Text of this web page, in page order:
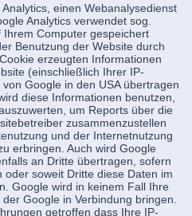
einen Webanalysedienst
Analytics verwendet sog.
Computer gespeichert
Benutzung der Website durch
erzeugten Informationen
(einschließlich Ihrer IP-
Google in den USA übertragen
diese Informationen benutzen,
um Reports über die
zusammenzustellen
und der Internetnutzung
erbringen. Auch wird Google
an Dritte übertragen, sofern
soweit Dritte diese Daten im
Google wird in keinem Fall Ihre
Google in Verbindung bringen.
getroffen dass Ihre IP-